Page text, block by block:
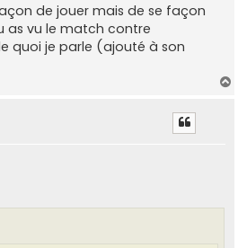
de jouer mais de se façon
as vu le match contre
quoi je parle (ajouté à son